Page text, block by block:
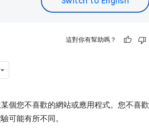
這對你有幫助嗎？
個您不喜歡的網站或應用程式。您不喜歡
可能有所不同。